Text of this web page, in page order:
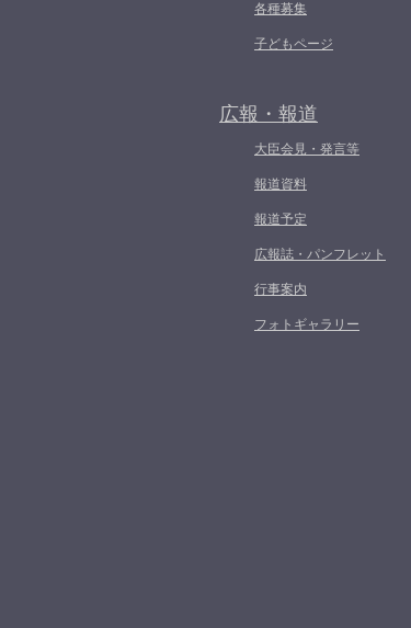
各種募集
子どもページ
広報・報道
大臣会見・発言等
報道資料
報道予定
広報誌・パンフレット
行事案内
フォトギャラリー